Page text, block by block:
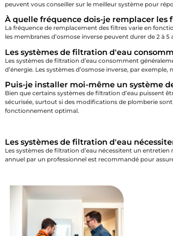
peuvent vous conseiller sur le meilleur système pour
À quelle fréquence dois-je remplacer
La fréquence de remplacement des filtres varie en
les membranes d’osmose inverse peuvent durer de 2 à
Les systèmes de filtration d'eau
Les systèmes de filtration d’eau consomment
d’énergie. Les systèmes d’osmose inverse, par
Puis-je installer moi-même un système
Bien que certains systèmes de filtration d’eau puissent
sécurisée, surtout si des modifications de plomberie sont
fonctionnement optimal.
Les systèmes de filtration d'eau
Les systèmes de filtration d’eau nécessitent un
annuel par un professionnel est recommandé pour